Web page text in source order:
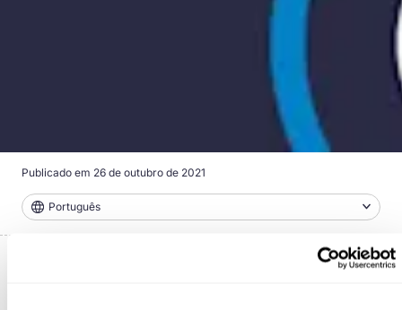
Publicado em 26 de outubro de 2021
Português